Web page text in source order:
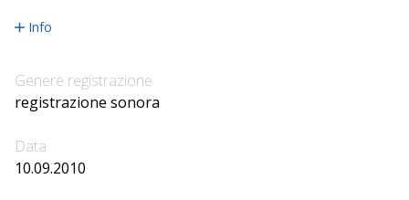
Info
Genere registrazione
registrazione sonora
Data
10.09.2010